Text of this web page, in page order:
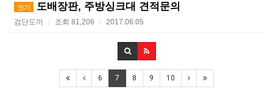
인기 도배장판, 주방싱크대 견적문의
검단도끼 | 조회 81,206 | 2017.06.05
6 7 8 9 10